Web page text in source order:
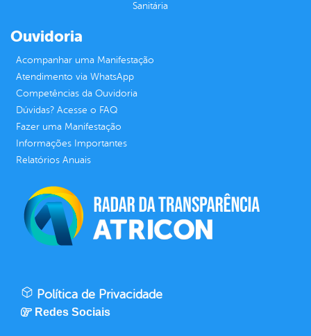
Sanitária
Ouvidoria
Acompanhar uma Manifestação
Atendimento via WhatsApp
Competências da Ouvidoria
Dúvidas? Acesse o FAQ
Fazer uma Manifestação
Informações Importantes
Relatórios Anuais
Política de Privacidade
Redes Sociais